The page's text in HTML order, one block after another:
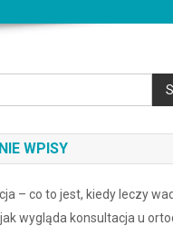
WPISY
– co to jest, kiedy leczy
wygląda konsultacja u